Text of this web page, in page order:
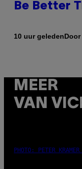
Be Better
10 uur geledenDoor
MEER
VAN
PHOTO: PETER